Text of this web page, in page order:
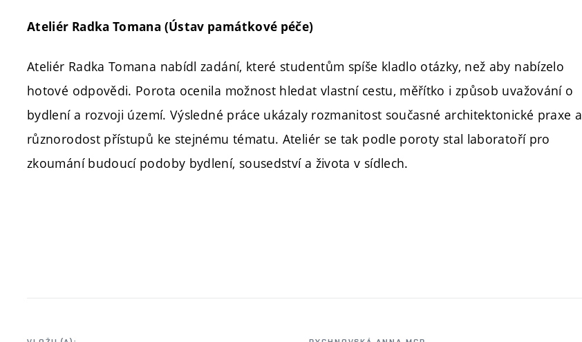
Ateliér Radka Tomana (Ústav památkové péče)
Ateliér Radka Tomana nabídl zadání, které studentům spíše kladlo otázky, než aby nabízelo
hotové odpovědi. Porota ocenila možnost hledat vlastní cestu, měřítko i způsob uvažování o
bydlení a rozvoji území. Výsledné práce ukázaly rozmanitost současné architektonické praxe a
různorodost přístupů ke stejnému tématu. Ateliér se tak podle poroty stal laboratoří pro
zkoumání budoucí podoby bydlení, sousedství a života v sídlech.